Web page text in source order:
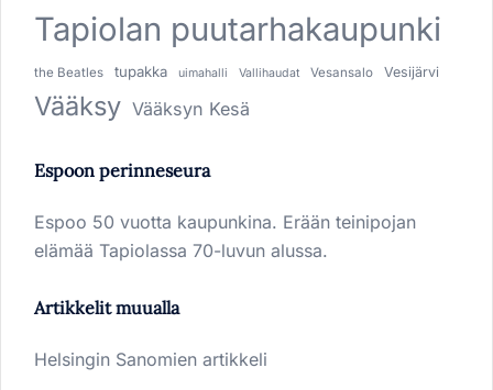
Tapiolan puutarhakaupunki
the Beatles tupakka uimahalli Vallihaudat Vesansalo Vesijärvi
Vääksy Vääksyn Kesä
Espoon perinneseura
Espoo 50 vuotta kaupunkina. Erään teinipojan
elämää Tapiolassa 70-luvun alussa.
Artikkelit muualla
Helsingin Sanomien artikkeli